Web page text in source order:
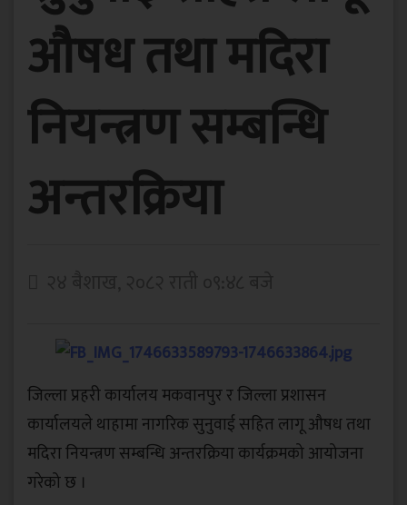
औषध तथा मदिरा
नियन्त्रण सम्बन्धि
अन्तरक्रिया
जिल्ला प्रहरी कार्यालय मकवानपुर र जिल्ला प्रशासन
कार्यालयले थाहामा नागरिक सुनुवाई सहित लागू औषध तथा
मदिरा नियन्त्रण सम्बन्धि अन्तरक्रिया कार्यक्रमको आयोजना
गरेको छ ।